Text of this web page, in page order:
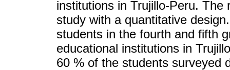
institutions in Trujillo-Peru.
study with a quantitative
students in the fourth and fifth
educational institutions in
60 % of the students surveyed